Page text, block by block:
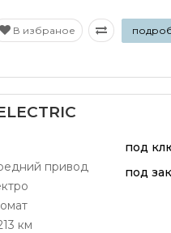
В избраное
привод
км
под
под